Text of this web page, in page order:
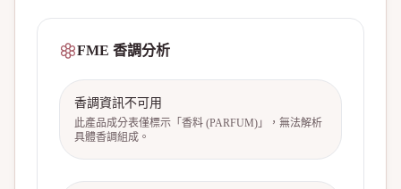
FME 香調分析
香調資訊不可用
此產品成分表僅標示「香料 (PARFUM)」，無法解析
具體香調組成。